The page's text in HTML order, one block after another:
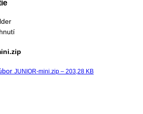
JUNIOR-mini.zip – 203,28 KB